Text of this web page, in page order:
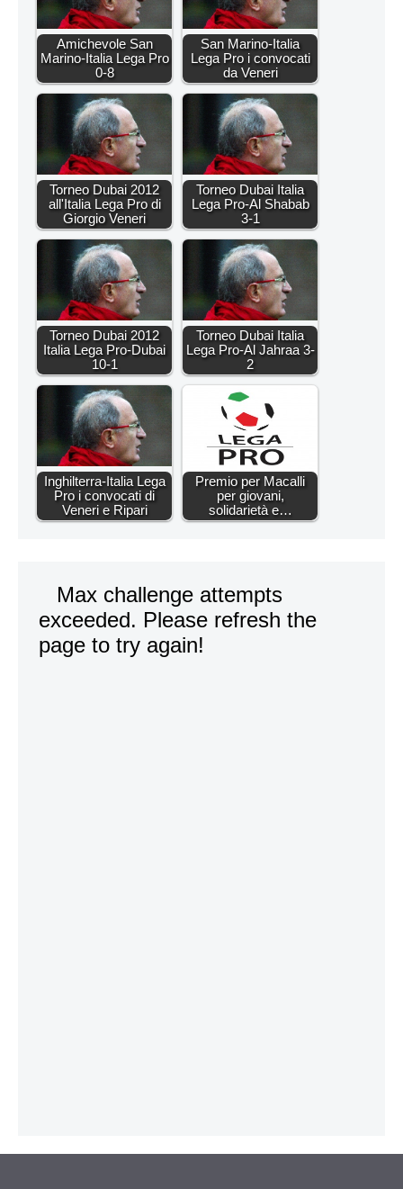
Amichevole San
Marino-Italia Lega Pro
0-8
San Marino-Italia
Lega Pro i convocati
da Veneri
Torneo Dubai 2012
all'Italia Lega Pro di
Giorgio Veneri
Torneo Dubai Italia
Lega Pro-Al Shabab
3-1
Torneo Dubai 2012
Italia Lega Pro-Dubai
10-1
Torneo Dubai Italia
Lega Pro-Al Jahraa 3-
2
Inghilterra-Italia Lega
Pro i convocati di
Veneri e Ripari
Premio per Macalli
per giovani,
solidarietà e…